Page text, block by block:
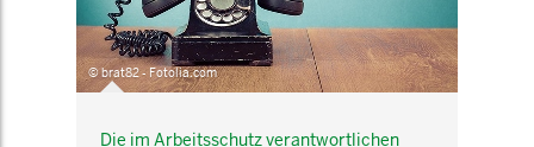
© brat82 - Fotolia.com
Die im Arbeitsschutz verantwortlichen